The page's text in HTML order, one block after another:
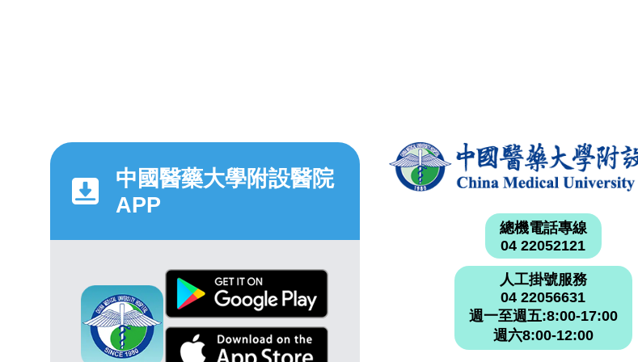
中國醫藥大學附設醫院
APP
總機電話專線
04 22052121
人工掛號服務
04 22056631
週一至週五:8:00-17:00
週六8:00-12:00